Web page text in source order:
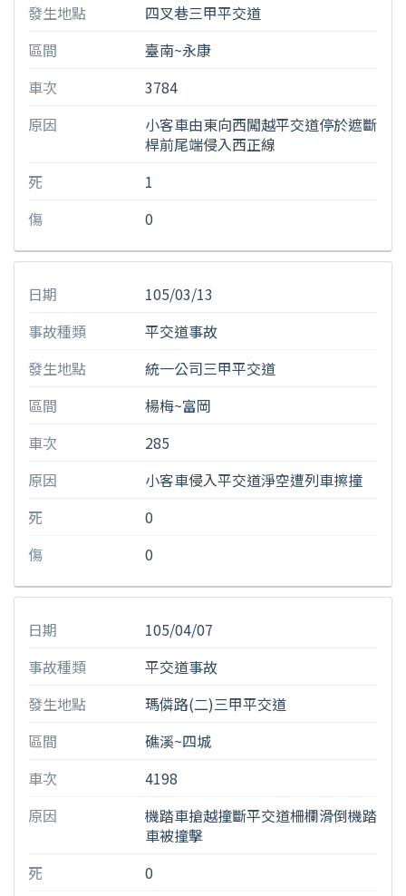
發生地點
四叉巷三甲平交道
區間
臺南~永康
車次
3784
原因
小客車由東向西闖越平交道停於遮斷
桿前尾端侵入西正線
死
1
傷
0
日期
105/03/13
事故種類
平交道事故
發生地點
統一公司三甲平交道
區間
楊梅~富岡
車次
285
原因
小客車侵入平交道淨空遭列車擦撞
死
0
傷
0
日期
105/04/07
事故種類
平交道事故
發生地點
瑪僯路(二)三甲平交道
區間
礁溪~四城
車次
4198
原因
機踏車搶越撞斷平交道柵欄滑倒機踏
車被撞擊
死
0